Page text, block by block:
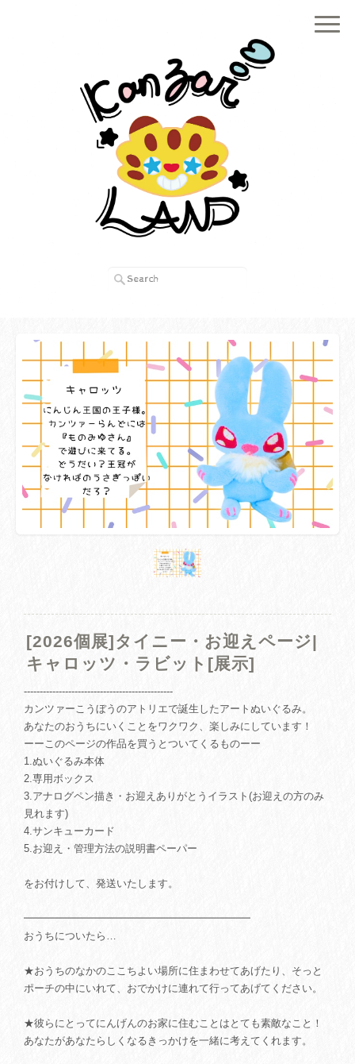
[2026個展]タイニー・お迎えページ|
キャロッツ・ラビット[展示]
-----------------------------------------------
カンツァーこうぼうのアトリエで誕生したアートぬいぐるみ。
あなたのおうちにいくことをワクワク、楽しみにしています！
ーーこのページの作品を買うとついてくるものーー
1.ぬいぐるみ本体
2.専用ボックス
3.アナログペン描き・お迎えありがとうイラスト(お迎えの方のみ
見れます)
4.サンキューカード
5.お迎え・管理方法の説明書ペーパー
をお付けして、発送いたします。
━━━━━━━━━━━━━━━━━━━━━━
おうちについたら…
★おうちのなかのここちよい場所に住まわせてあげたり、そっと
ポーチの中にいれて、おでかけに連れて行ってあげてください。
★彼らにとってにんげんのお家に住むことはとても素敵なこと！
あなたがあなたらしくなるきっかけを一緒に考えてくれます。